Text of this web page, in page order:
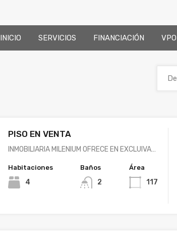
INICIO SERVICIOS FINANCIACIÓN VPO
PISO EN VENTA
INMOBILIARIA MILENIUM OFRECE EN EXCLUIVA…
Habitaciones
4
Baños
2
Área
117